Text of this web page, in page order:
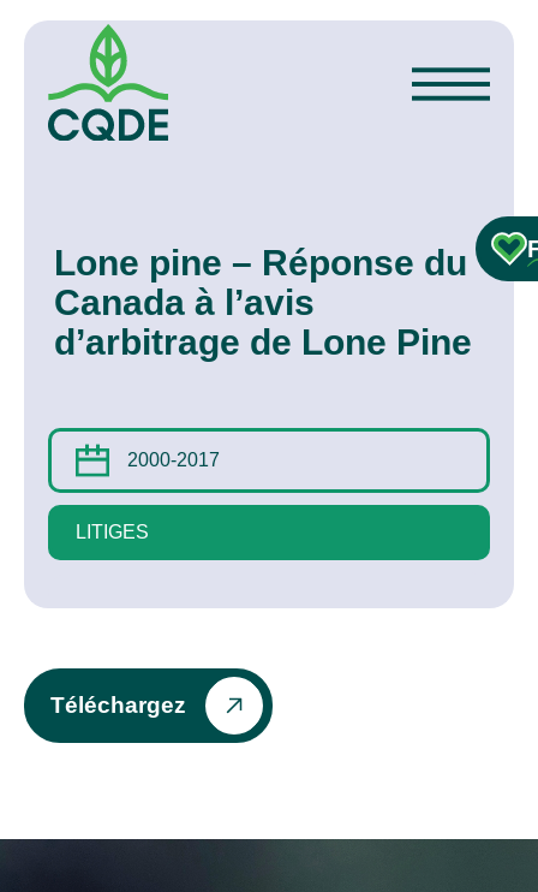
Lone pine – Réponse du
Canada à l’avis
d’arbitrage de Lone Pine
2000-2017
LITIGES
Téléchargez